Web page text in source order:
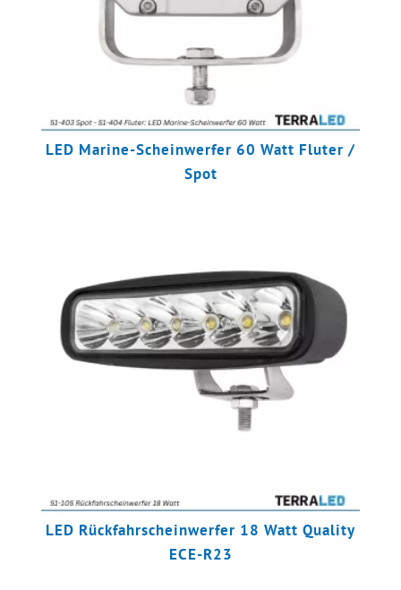
LED Marine-Scheinwerfer 60 Watt Fluter /
Spot
LED Rückfahrscheinwerfer 18 Watt Quality
ECE-R23